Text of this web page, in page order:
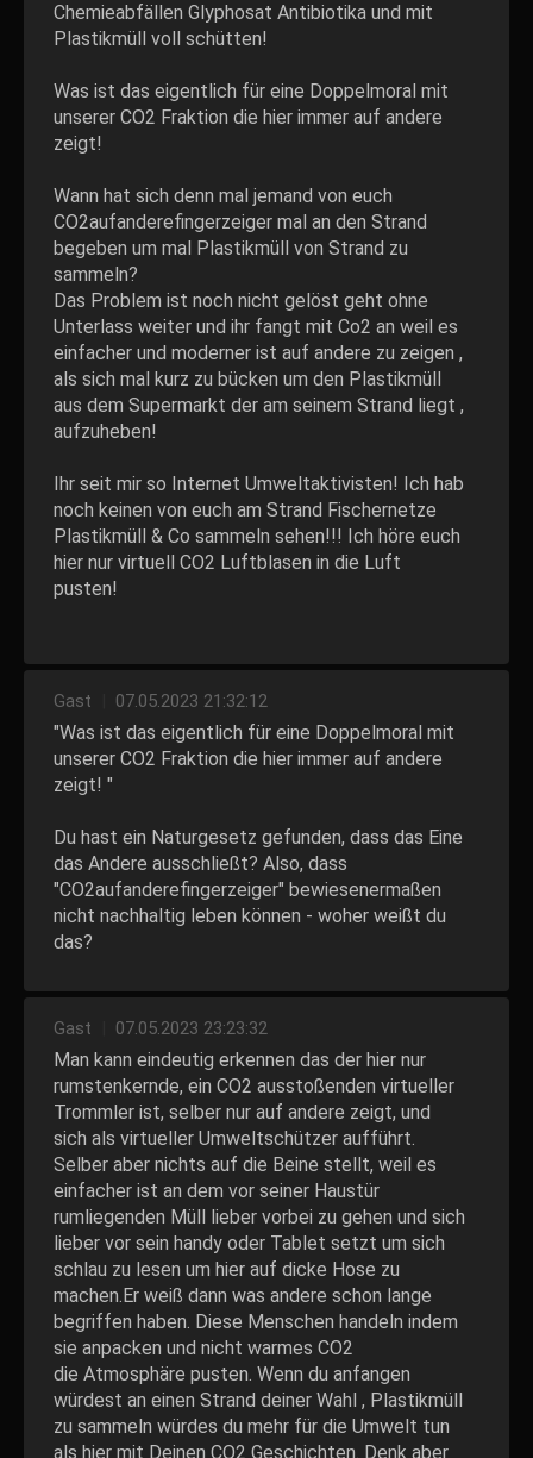
Chemieabfällen Glyphosat Antibiotika und mit
Plastikmüll voll schütten!
Was ist das eigentlich für eine Doppelmoral mit
unserer CO2 Fraktion die hier immer auf andere
zeigt!
Wann hat sich denn mal jemand von euch
CO2aufanderefingerzeiger mal an den Strand
begeben um mal Plastikmüll von Strand zu
sammeln?
Das Problem ist noch nicht gelöst geht ohne
Unterlass weiter und ihr fangt mit Co2 an weil es
einfacher und moderner ist auf andere zu zeigen ,
als sich mal kurz zu bücken um den Plastikmüll
aus dem Supermarkt der am seinem Strand liegt ,
aufzuheben!
Ihr seit mir so Internet Umweltaktivisten! Ich hab
noch keinen von euch am Strand Fischernetze
Plastikmüll & Co sammeln sehen!!! Ich höre euch
hier nur virtuell CO2 Luftblasen in die Luft
pusten!
Gast 07.05.2023 21:32:12
"Was ist das eigentlich für eine Doppelmoral mit
unserer CO2 Fraktion die hier immer auf andere
zeigt! "
Du hast ein Naturgesetz gefunden, dass das Eine
das Andere ausschließt? Also, dass
"CO2aufanderefingerzeiger" bewiesenermaßen
nicht nachhaltig leben können - woher weißt du
das?
Gast 07.05.2023 23:23:32
Man kann eindeutig erkennen das der hier nur
rumstenkernde, ein CO2 ausstoßenden virtueller
Trommler ist, selber nur auf andere zeigt, und
sich als virtueller Umweltschützer aufführt.
Selber aber nichts auf die Beine stellt, weil es
einfacher ist an dem vor seiner Haustür
rumliegenden Müll lieber vorbei zu gehen und sich
lieber vor sein handy oder Tablet setzt um sich
schlau zu lesen um hier auf dicke Hose zu
machen.Er weiß dann was andere schon lange
begriffen haben. Diese Menschen handeln indem
sie anpacken und nicht warmes CO2
die Atmosphäre pusten. Wenn du anfangen
würdest an einen Strand deiner Wahl , Plastikmüll
zu sammeln würdes du mehr für die Umwelt tun
als hier mit Deinen CO2 Geschichten. Denk aber